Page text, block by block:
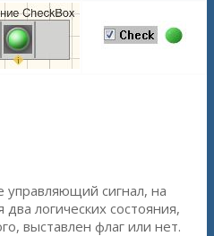
сигнал, на
логических состояния,
выставлен флаг или нет.